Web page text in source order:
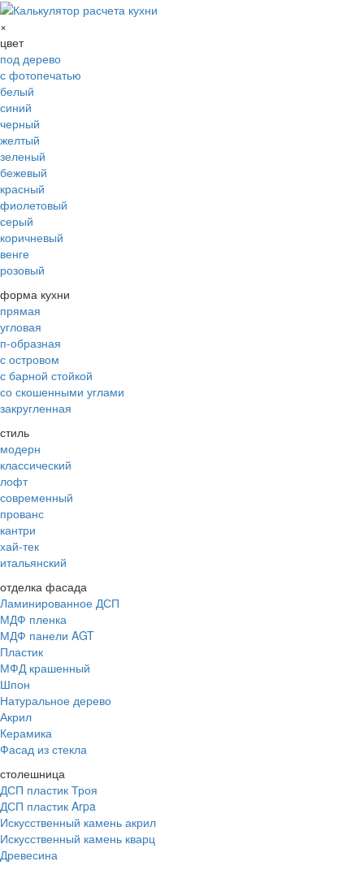
×
цвет
под дерево
с фотопечатью
белый
синий
черный
желтый
зеленый
бежевый
красный
фиолетовый
серый
коричневый
венге
розовый
форма кухни
прямая
угловая
п-образная
с островом
с барной стойкой
со скошенными углами
закругленная
стиль
модерн
классический
лофт
современный
прованс
кантри
хай-тек
итальянский
отделка фасада
Ламинированное ДСП
МДФ пленка
МДФ панели AGT
Пластик
МФД крашенный
Шпон
Натуральное дерево
Акрил
Керамика
Фасад из стекла
столешница
ДСП пластик Троя
ДСП пластик Arpa
Искусственный камень акрил
Искусственный камень кварц
Древесина